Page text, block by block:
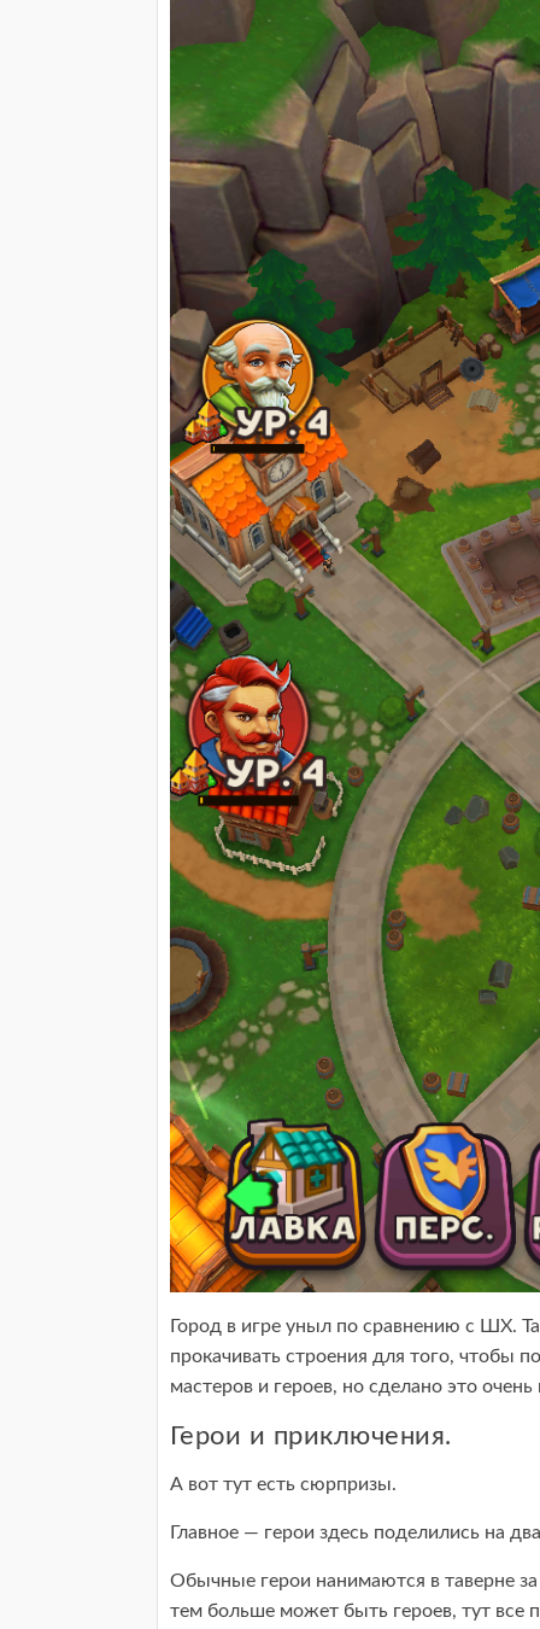
Город в игре уныл по сравнению с ШХ.
прокачивать строения для того, чтобы
мастеров и героев, но сделано это
Герои и приключения.
А вот тут есть сюрпризы.
Главное — герои здесь поделились на
Обычные герои нанимаются в таверне
тем больше может быть героев, тут все